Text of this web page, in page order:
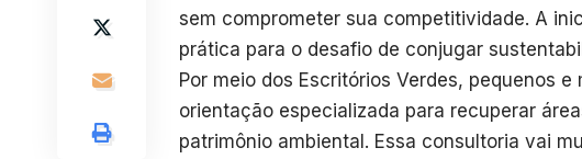
sem comprometer sua competitividade. A
prática para o desafio de conjugar
Por meio dos Escritórios Verdes, pequenos
orientação especializada para recuperar
patrimônio ambiental. Essa consultoria vai